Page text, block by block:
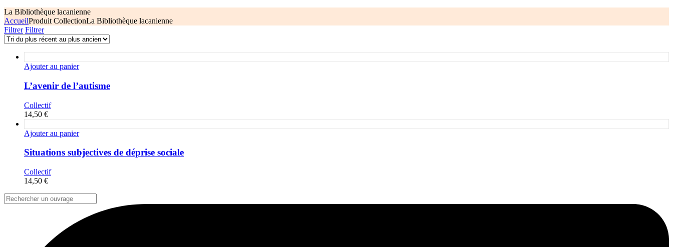
La Bibliothèque lacanienne
AccueilProduit CollectionLa Bibliothèque lacanienne
Filtrer Filtrer
Ajouter au panier
L’avenir de l’autisme
Collectif
14,50 €
Ajouter au panier
Situations subjectives de déprise sociale
Collectif
14,50 €